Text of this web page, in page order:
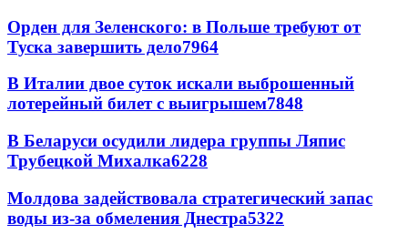
Орден для Зеленского: в Польше требуют от
Туска завершить дело7964
В Италии двое суток искали выброшенный
лотерейный билет с выигрышем7848
В Беларуси осудили лидера группы Ляпис
Трубецкой Михалка6228
Молдова задействовала стратегический запас
воды из-за обмеления Днестра5322